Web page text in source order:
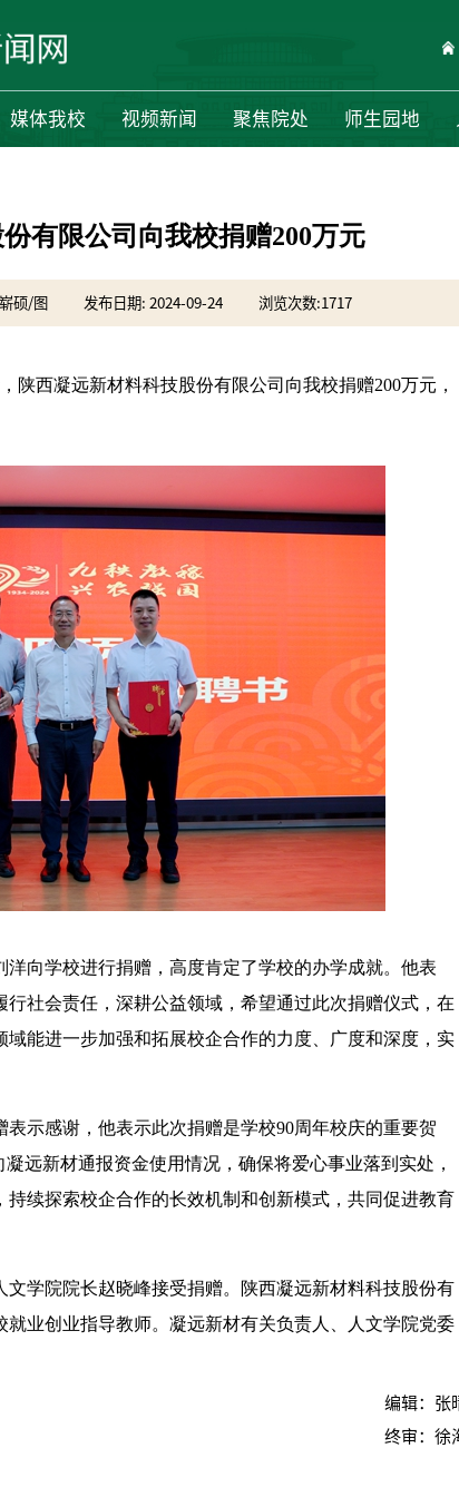
媒体我校 视频新闻 聚焦院处 师生园地
有限公司向我校捐赠200万元
硕/图 发布日期: 2024-09-24 浏览次数:1717
陕西凝远新材料科技股份有限公司向我校捐赠200万元，
向学校进行捐赠，高度肯定了学校的办学成就。他表
社会责任，深耕公益领域，希望通过此次捐赠仪式，在
能进一步加强和拓展校企合作的力度、广度和深度，实
示感谢，他表示此次捐赠是学校90周年校庆的重要贺
远新材通报资金使用情况，确保将爱心事业落到实处，
续探索校企合作的长效机制和创新模式，共同促进教育
学院院长赵晓峰接受捐赠。陕西凝远新材料科技股份有
业创业指导教师。凝远新材有关负责人、人文学院党委
编辑：张
终审：徐